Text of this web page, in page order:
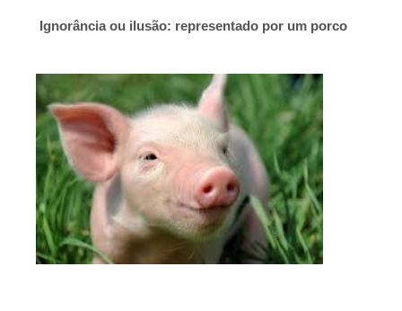
Ignorância ou ilusão: representado por um porco